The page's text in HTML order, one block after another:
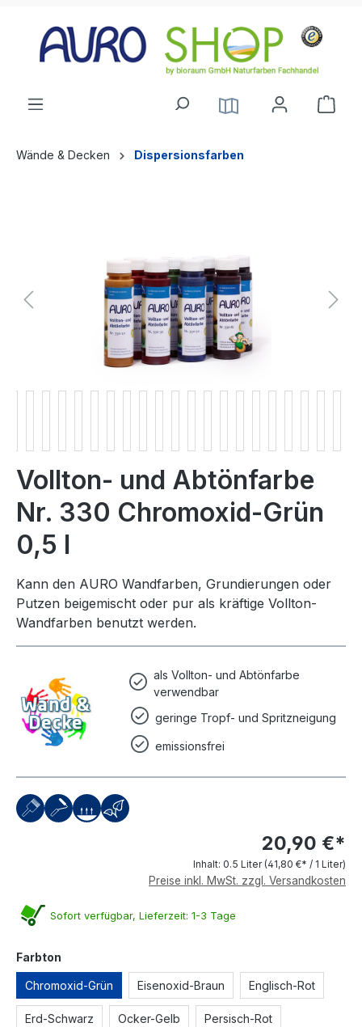
Wände & Decken Dispersionsfarben
Vollton- und Abtönfarbe
Nr. 330 Chromoxid-Grün
0,5 l
Kann den AURO Wandfarben, Grundierungen oder
Putzen beigemischt oder pur als kräftige Vollton-
Wandfarben benutzt werden.
als Vollton- und Abtönfarbe
verwendbar
geringe Tropf- und Spritzneigung
emissionsfrei
20,90 €*
Inhalt: 0.5 Liter (41,80 €* / 1 Liter)
Preise inkl. MwSt. zzgl. Versandkosten
Sofort verfügbar, Lieferzeit: 1-3 Tage
Farbton
Chromoxid-Grün Eisenoxid-Braun Englisch-Rot
Erd-Schwarz Ocker-Gelb Persisch-Rot